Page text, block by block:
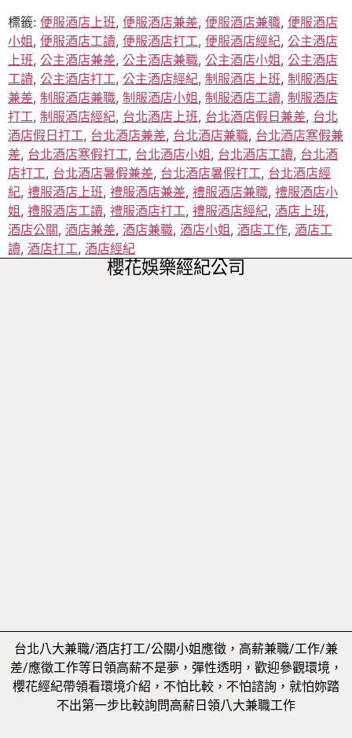
標籤: 便服酒店上班, 便服酒店兼差, 便服酒店兼職, 便服酒店
小姐 , 便服酒店工讀, 便服酒店打工, 便服酒店經紀, 公主酒店
上班, 公主酒店兼差, 公主酒店兼職, 公主酒店小姐 , 公主酒店
工讀, 公主酒店打工, 公主酒店經紀, 制服酒店上班, 制服酒店
兼差, 制服酒店兼職, 制服酒店小姐 , 制服酒店工讀, 制服酒店
打工, 制服酒店經紀, 台北酒店上班, 台北酒店假日兼差, 台北
酒店假日打工, 台北酒店兼差, 台北酒店兼職, 台北酒店寒假兼
差, 台北酒店寒假打工, 台北酒店小姐 , 台北酒店工讀, 台北酒
店打工, 台北酒店暑假兼差, 台北酒店暑假打工, 台北酒店經
紀, 禮服酒店上班, 禮服酒店兼差, 禮服酒店兼職, 禮服酒店小
姐 , 禮服酒店工讀, 禮服酒店打工, 禮服酒店經紀, 酒店上班,
酒店公關, 酒店兼差, 酒店兼職, 酒店小姐 , 酒店工作, 酒店工
讀, 酒店打工, 酒店經紀
櫻花娛樂經紀公司
台北八大兼職/酒店打工/公關小姐應徵，高薪兼職/工作/兼
差/應徵工作等日領高薪不是夢，彈性透明，歡迎參觀環境，
櫻花經紀帶領看環境介紹，不怕比較，不怕諮詢，就怕妳踏
不出第一步比較詢問高薪日領八大兼職工作